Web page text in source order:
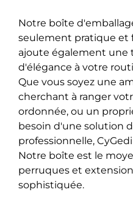
Notre boîte
seulement pratique et
ajoute également une
d'élégance à votre
Que vous soyez une
cherchant à ranger
ordonnée, ou un
besoin d'une solution
professionnelle,
Notre boîte est le
perruques et
sophistiquée.